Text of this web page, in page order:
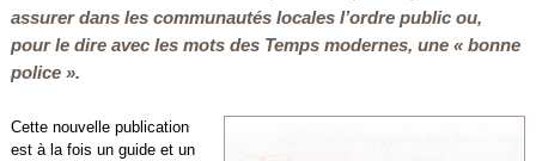
assurer dans les communautés locales l’ordre public ou,
pour le dire avec les mots des Temps modernes, une « bonne
police ».
Cette nouvelle publication
est à la fois un guide et un